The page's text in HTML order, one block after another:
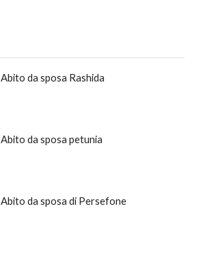
Abito da sposa Rashida
Abito da sposa petunia
Abito da sposa di Persefone